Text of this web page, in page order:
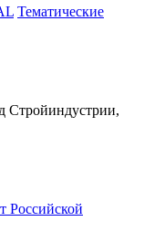
Тематические
Стройиндустрии,